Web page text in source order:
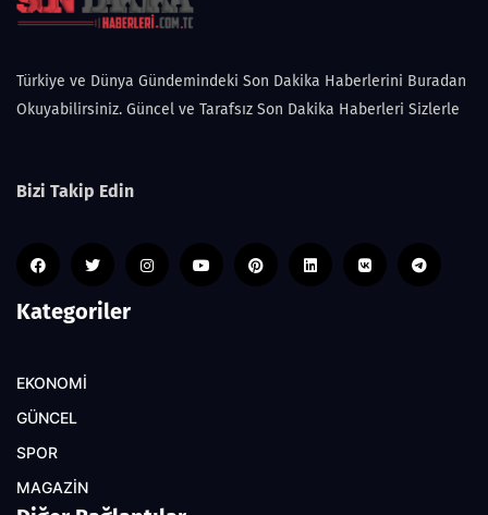
Türkiye ve Dünya Gündemindeki Son Dakika Haberlerini Buradan
Okuyabilirsiniz. Güncel ve Tarafsız Son Dakika Haberleri Sizlerle
Bizi Takip Edin
Kategoriler
EKONOMİ
GÜNCEL
SPOR
MAGAZİN